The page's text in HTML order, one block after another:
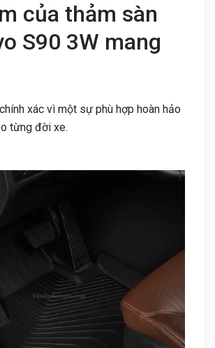
của thảm sàn
S90 3W mang
xác vì một sự phù hợp hoàn hảo
từng đời xe.